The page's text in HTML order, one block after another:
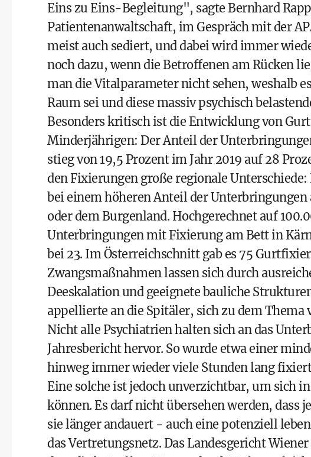
Eins zu Eins-Begleitung", sagte Bernhard
Patientenanwaltschaft, im Gespräch mit der
meist auch sediert, und dabei wird immer
noch dazu, wenn die Betroffenen am Rücken
man die Vitalparameter nicht sehen, weshalb
Raum sei und diese massiv psychisch
Besonders kritisch ist die Entwicklung von
Minderjährigen: Der Anteil der
stieg von 19,5 Prozent im Jahr 2019 auf 28
den Fixierungen große regionale
bei einem höheren Anteil der
oder dem Burgenland. Hochgerechnet auf
Unterbringungen mit Fixierung am Bett in
bei 23. Im Österreichschnitt gab es 75
Zwangsmaßnahmen lassen sich durch
Deeskalation und geeignete bauliche
appellierte an die Spitäler, sich zu dem Thema
Nicht alle Psychiatrien halten sich an das
Jahresbericht hervor. So wurde etwa einer
hinweg immer wieder viele Stunden lang
Eine solche ist jedoch unverzichtbar, um sich
können. Es darf nicht übersehen werden, dass
sie länger andauert - auch eine potenziell
das Vertretungsnetz. Das Landesgericht